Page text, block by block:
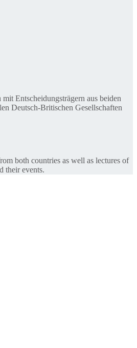
Entscheidungsträgern aus beiden
Deutsch-Britischen Gesellschaften
both countries as well as lectures of
their events.